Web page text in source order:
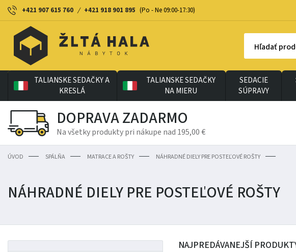
+421 907 615 760 / +421 918 901 895 (Po - Ne 09:00-17:30)
Hľadať
TALIANSKE SEDAČKY A
KRESLÁ
TALIANSKE SEDAČKY
NA MIERU
SEDACIE
SÚPRAVY
DOPRAVA ZADARMO
Na všetky produkty pri nákupe nad 195,00 €
ÚVOD SPÁLŇA MATRACE A ROŠTY NÁHRADNÉ DIELY PRE POSTEĽOVÉ ROŠTY
NÁHRADNÉ DIELY PRE POSTEĽOVÉ ROŠTY
NAJPREDÁVANEJŠÍ